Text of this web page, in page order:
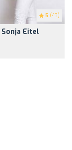
5 (43)
Eitel